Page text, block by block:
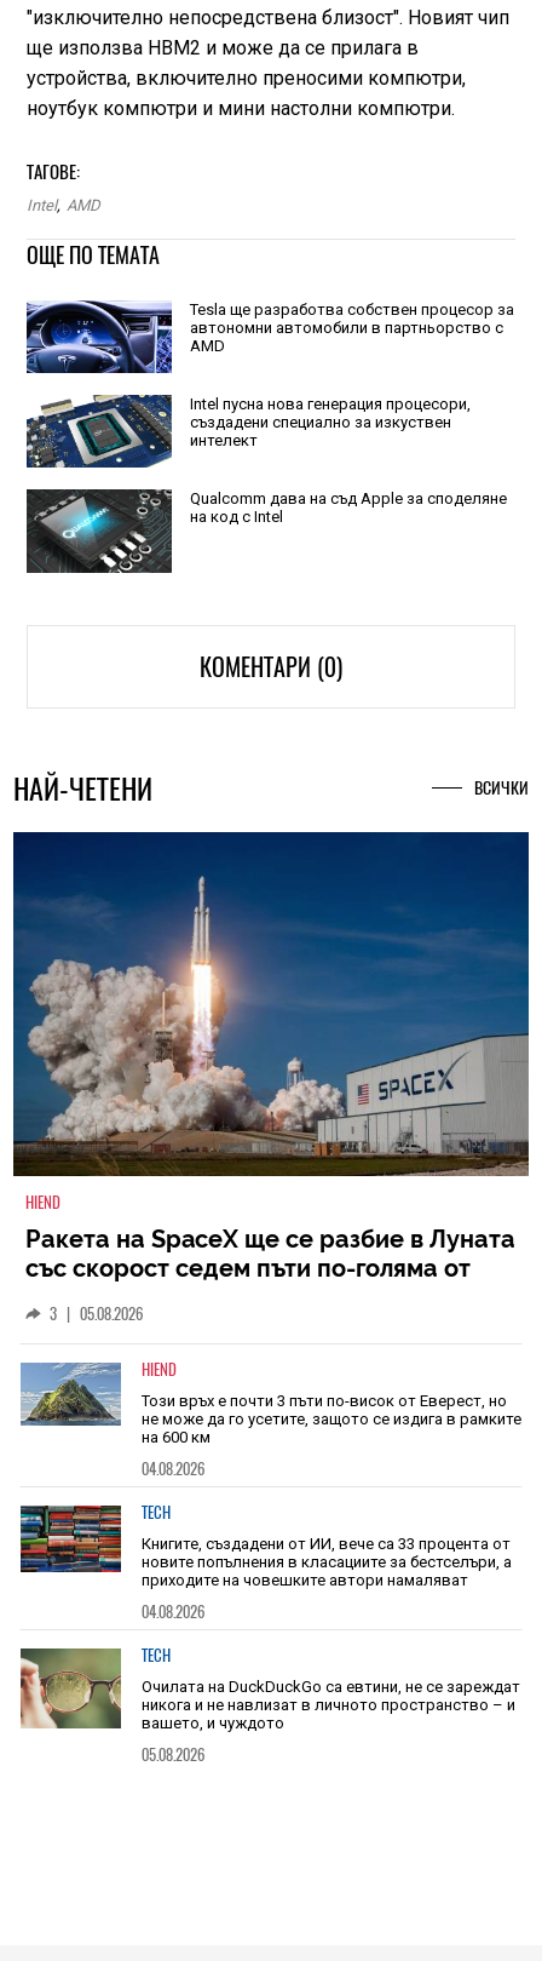
"изключително непосредствена близост". Новият чип
ще използва HBM2 и може да се прилага в
устройства, включително преносими компютри,
ноутбук компютри и мини настолни компютри.
ТАГОВЕ:
Intel, AMD
ОЩЕ ПО ТЕМАТА
Tesla ще разработва собствен процесор за
автономни автомобили в партньорство с
AMD
Intel пусна нова генерация процесори,
създадени специално за изкуствен
интелект
Qualcomm дава на съд Apple за споделяне
на код с Intel
КОМЕНТАРИ (0)
НАЙ-ЧЕТЕНИ ВСИЧКИ
HIEND
Ракета на SpaceX ще се разбие в Луната
със скорост седем пъти по-голяма от
3 | 05.08.2026
HIEND
Този връх е почти 3 пъти по-висок от Еверест, но
не може да го усетите, защото се издига в рамките
на 600 км
04.08.2026
TECH
Книгите, създадени от ИИ, вече са 33 процента от
новите попълнения в класациите за бестселъри, а
приходите на човешките автори намаляват
04.08.2026
TECH
Очилата на DuckDuckGo са евтини, не се зареждат
никога и не навлизат в личното пространство – и
вашето, и чуждото
05.08.2026